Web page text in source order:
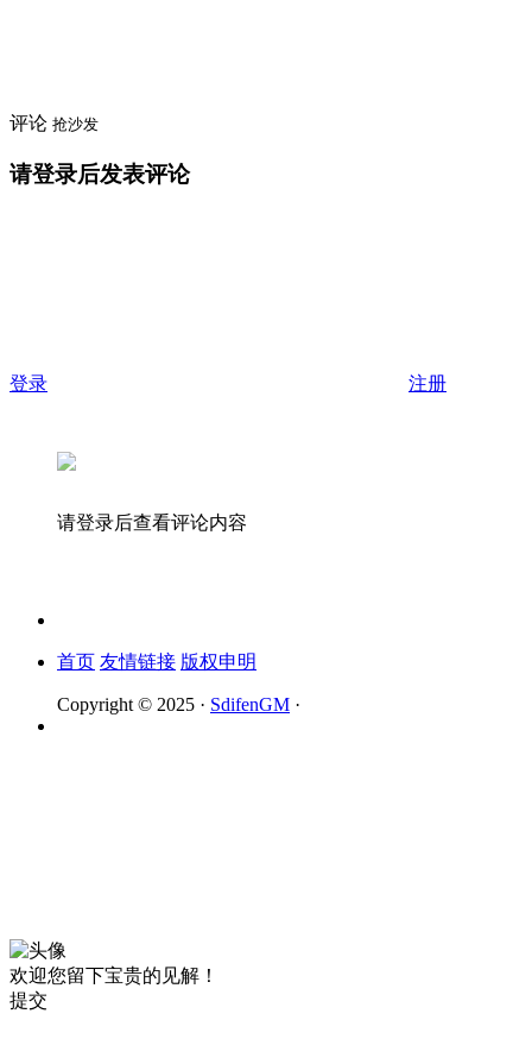
评论 抢沙发
请登录后发表评论
登录 注册
请登录后查看评论内容
首页 友情链接 版权申明
Copyright © 2025 · SdifenGM ·
欢迎您留下宝贵的见解！
提交